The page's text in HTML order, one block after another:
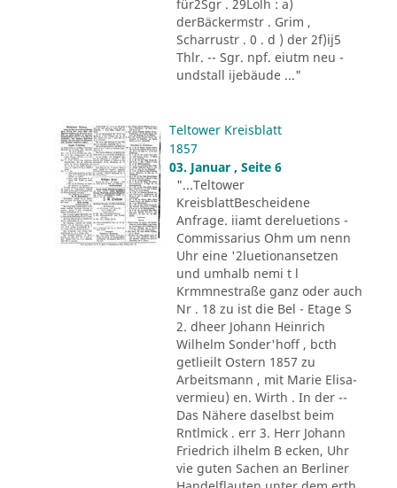
für2Sgr . 29Lolh : a)
derBäckermstr . Grim ,
Scharrustr . 0 . d ) der 2f)ij5
Thlr. -- Sgr. npf. eiutm neu -
undstall ijebäude ..."
Teltower Kreisblatt
1857
03. Januar , Seite 6
"...Teltower
KreisblattBescheidene
Anfrage. iiamt dereluetions -
Commissarius Ohm um nenn
Uhr eine '2luetionansetzen
und umhalb nemi t l
Krmmnestraße ganz oder auch
Nr . 18 zu ist die Bel - Etage S
2. dheer Johann Heinrich
Wilhelm Sonder'hoff , bcth
getlieilt Ostern 1857 zu
Arbeitsmann , mit Marie Elisa-
vermieu) en. Wirth . In der --
Das Nähere daselbst beim
Rntlmick . err 3. Herr Johann
Friedrich ilhelm B ecken, Uhr
vie guten Sachen an Berliner